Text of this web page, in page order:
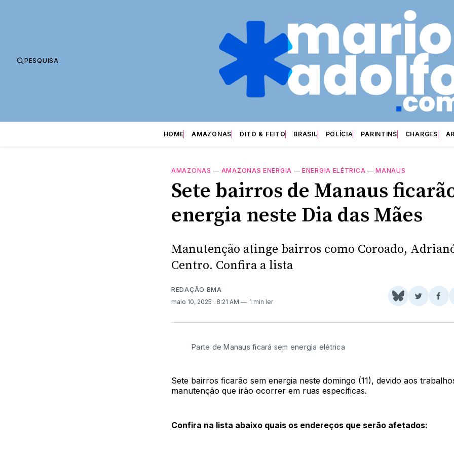
PESQUISA
HOME AMAZONAS DITO & FEITO BRASIL POLÍCIA PARINTINS CHARGES
AMAZONAS — AMAZONAS ENERGIA —ENERGIA ELÉTRICA —MANAUS
Sete bairros de Manaus
energia neste Dia das Mães
Manutenção atinge bairros como Coroado,
Centro. Confira a lista
REDAÇÃO BMA
maio 10, 2025 . 8:21 AM 1 min ler
Share
BlueSkyTwitter
Parte de Manaus ficará sem energia elétrica
Sete bairros ficarão sem energia neste domingo (11), devido aos
manutenção que irão ocorrer em ruas específicas.
Confira na lista abaixo quais os endereços que serão afetados: